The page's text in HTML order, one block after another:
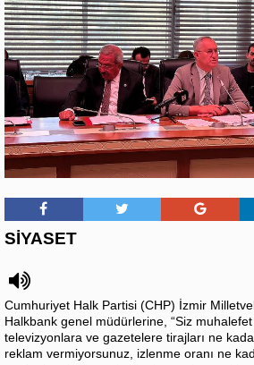
SİYASET
Cumhuriyet Halk Partisi (CHP) İzmir
Halkbank genel müdürlerine, “Siz
televizyonlara ve gazetelere tirajları ne
reklam vermiyorsunuz, izlenme oranı ne